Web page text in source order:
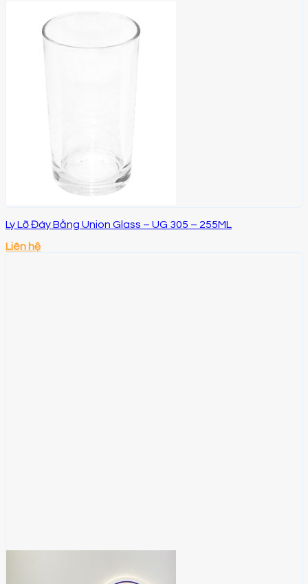
Ly Lỡ Đáy Bằng Union Glass – UG 305 – 255ML
Liên hệ